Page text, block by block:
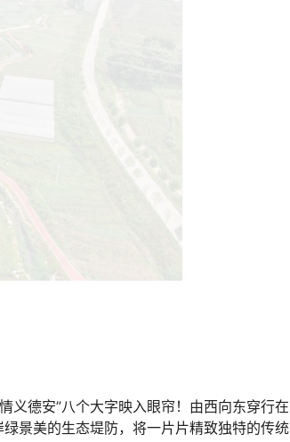
义德安”八个大字映入眼帘！由西向东穿行在
景美的生态堤防，将一片片精致独特的传统